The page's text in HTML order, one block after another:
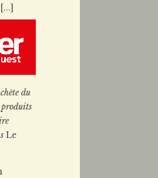
[...]
du
produits
Le